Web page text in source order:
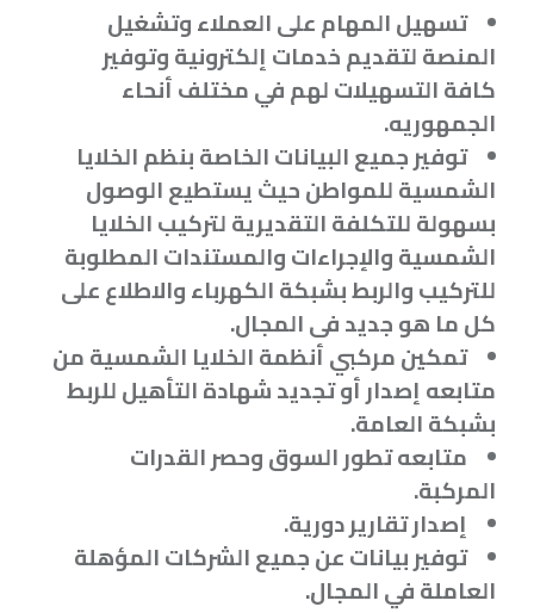
تسهيل المهام على العملاء وتشغيل
المنصة لتقديم خدمات إلكترونية وتوفير
كافة التسهيلات لهم في مختلف أنحاء
الجمهوريه.
توفير جميع البيانات الخاصة بنظم الخلايا
الشمسية للمواطن حيث يستطيع الوصول
بسهولة للتكلفة التقديرية لتركيب الخلايا
الشمسية والإجراءات والمستندات المطلوبة
للتركيب والربط بشبكة الكهرباء والاطلاع على
كل ما هو جديد فى المجال.
تمكين مركبي أنظمة الخلايا الشمسية من
متابعه إصدار أو تجديد شهادة التأهيل للربط
بشبكة العامة.
متابعه تطور السوق وحصر القدرات
المركبة.
إصدار تقارير دورية.
توفير بيانات عن جميع الشركات المؤهلة
العاملة في المجال.